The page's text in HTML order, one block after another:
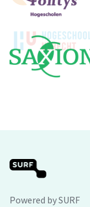
Powered by SURF